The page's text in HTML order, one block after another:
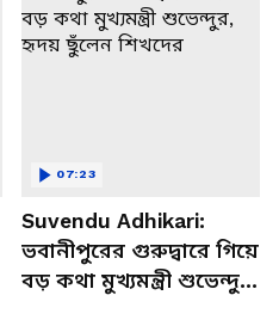
Suvendu Adhikari:
ভবানীপুরের গুরুদ্বারে গিয়ে
বড় কথা মুখ্যমন্ত্রী শুভেন্দুর,
07:23